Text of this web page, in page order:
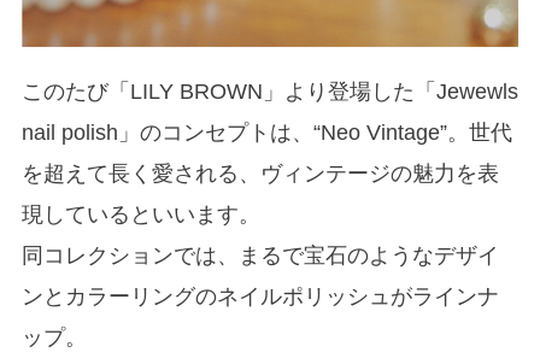
このたび「LILY BROWN」より登場した「Jewewls
nail polish」のコンセプトは、“Neo Vintage”。世代
を超えて長く愛される、ヴィンテージの魅力を表
現しているといいます。
同コレクションでは、まるで宝石のようなデザイ
ンとカラーリングのネイルポリッシュがラインナ
ップ。